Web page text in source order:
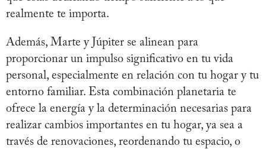
realmente te importa.
Además, Marte y Júpiter se alinean para
proporcionar un impulso significativo en tu vida
personal, especialmente en relación con tu hogar y tu
entorno familiar. Esta combinación planetaria te
ofrece la energía y la determinación necesarias para
realizar cambios importantes en tu hogar, ya sea a
través de renovaciones, reordenando tu espacio, o